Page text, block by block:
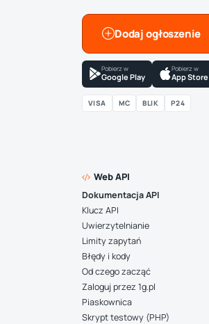
Dodaj ogłoszenie
Pobierz w
Google Play
Pobierz w
App Store
VISA MC BLIK P24
Web API
Dokumentacja API
Klucz API
Uwierzytelnianie
Limity zapytań
Błędy i kody
Od czego zacząć
Zaloguj przez 1g.pl
Piaskownica
Skrypt testowy (PHP)